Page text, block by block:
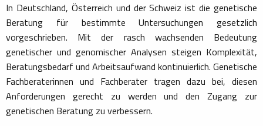
In Deutschland, Österreich und der Schweiz ist die genetische
Beratung für bestimmte Untersuchungen gesetzlich
vorgeschrieben. Mit der rasch wachsenden Bedeutung
genetischer und genomischer Analysen steigen Komplexität,
Beratungsbedarf und Arbeitsaufwand kontinuierlich. Genetische
Fachberaterinnen und Fachberater tragen dazu bei, diesen
Anforderungen gerecht zu werden und den Zugang zur
genetischen Beratung zu verbessern.